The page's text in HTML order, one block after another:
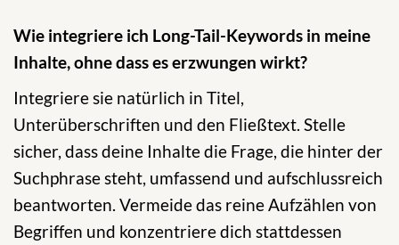
Wie integriere ich Long-Tail-Keywords in meine
Inhalte, ohne dass es erzwungen wirkt?
Integriere sie natürlich in Titel,
Unterüberschriften und den Fließtext. Stelle
sicher, dass deine Inhalte die Frage, die hinter der
Suchphrase steht, umfassend und aufschlussreich
beantworten. Vermeide das reine Aufzählen von
Begriffen und konzentriere dich stattdessen